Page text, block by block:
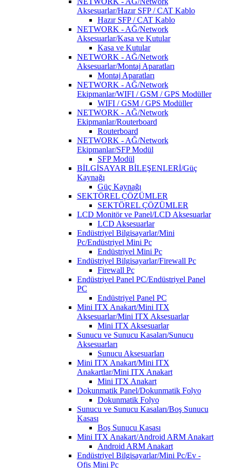
Aksesuarlar/Hazır SFP / CAT Kablo
Hazır SFP / CAT Kablo
NETWORK - AĞ/Network
Aksesuarlar/Kasa ve Kutular
Kasa ve Kutular
NETWORK - AĞ/Network
Aksesuarlar/Montaj Aparatları
Montaj Aparatları
NETWORK - AĞ/Network
Ekipmanlar/WIFI / GSM / GPS Modüller
WIFI / GSM / GPS Modüller
NETWORK - AĞ/Network
Ekipmanlar/Routerboard
Routerboard
NETWORK - AĞ/Network
Ekipmanlar/SFP Modül
SFP Modül
BİLGİSAYAR BİLEŞENLERİ/Güç
Kaynağı
Güç Kaynağı
SEKTÖREL ÇÖZÜMLER
SEKTÖREL ÇÖZÜMLER
LCD Monitör ve Panel/LCD Aksesuarlar
LCD Aksesuarlar
Endüstriyel Bilgisayarlar/Mini
Pc/Endüstriyel Mini Pc
Endüstriyel Mini Pc
Endüstriyel Bilgisayarlar/Firewall Pc
Firewall Pc
Endüstriyel Panel PC/Endüstriyel Panel
PC
Endüstriyel Panel PC
Mini ITX Anakart/Mini ITX
Aksesuarlar/Mini ITX Aksesuarlar
Mini ITX Aksesuarlar
Sunucu ve Sunucu Kasaları/Sunucu
Aksesuarları
Sunucu Aksesuarları
Mini ITX Anakart/Mini ITX
Anakartlar/Mini ITX Anakart
Mini ITX Anakart
Dokunmatik Panel/Dokunmatik Folyo
Dokunmatik Folyo
Sunucu ve Sunucu Kasaları/Boş Sunucu
Kasası
Boş Sunucu Kasası
Mini ITX Anakart/Android ARM Anakart
Android ARM Anakart
Endüstriyel Bilgisayarlar/Mini Pc/Ev -
Ofis Mini Pc